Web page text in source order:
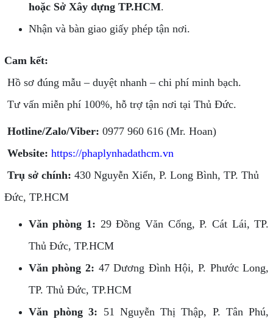
hoặc Sở Xây dựng TP.HCM.
Nhận và bàn giao giấy phép tận nơi.
Cam kết:
Hồ sơ đúng mẫu – duyệt nhanh – chi phí minh bạch.
Tư vấn miễn phí 100%, hỗ trợ tận nơi tại Thủ Đức.
Hotline/Zalo/Viber: 0977 960 616 (Mr. Hoan)
Website: https://phaplynhadathcm.vn
Trụ sở chính: 430 Nguyễn Xiển, P. Long Bình, TP. Thủ
Đức, TP.HCM
Văn phòng 1: 29 Đồng Văn Cống, P. Cát Lái, TP.
Thủ Đức, TP.HCM
Văn phòng 2: 47 Dương Đình Hội, P. Phước Long,
TP. Thủ Đức, TP.HCM
Văn phòng 3: 51 Nguyễn Thị Thập, P. Tân Phú,